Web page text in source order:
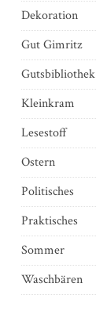
Dekoration
Gut Gimritz
Gutsbibliothek
Kleinkram
Lesestoff
Ostern
Politisches
Praktisches
Sommer
Waschbären